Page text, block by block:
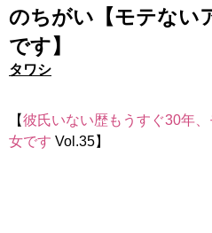
のちがい【モテない
です】
タワシ
【彼氏いない歴もうすぐ30年
女です Vol.35】